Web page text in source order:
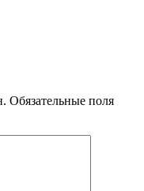
Обязательные поля